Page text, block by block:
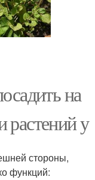
на
у
стороны,
функций: